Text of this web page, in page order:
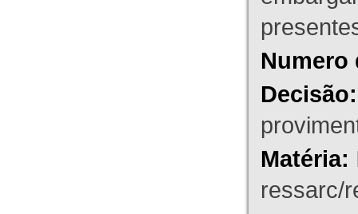
Numero
Decisão:
Matéria:
ressarc/